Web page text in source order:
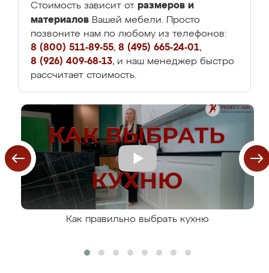
Стоимость зависит от размеров и
материалов Вашей мебели. Просто
позвоните нам по любому из телефонов:
8 (800) 511-89-55, 8 (495) 665-24-01,
8 (926) 409-68-13, и наш менеджер быстро
рассчитает стоимость.
Как правильно выбрать кухню